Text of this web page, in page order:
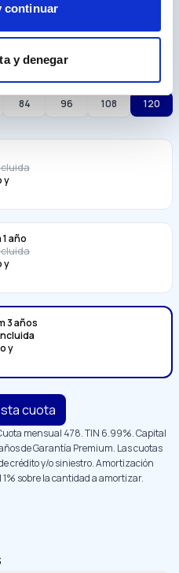
continuar
y denegar
84 96 108 120
y
año
y
3 años
y
cuota
mensual 478. TIN 6.99%. Capital
de Garantía Premium. Las cuotas
crédito y/o siniestro. Amortización
sobre la cantidad a amortizar.